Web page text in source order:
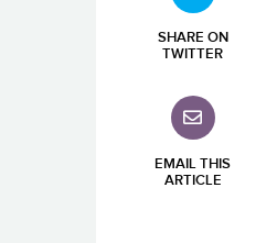
SHARE ON
TWITTER
EMAIL THIS
ARTICLE